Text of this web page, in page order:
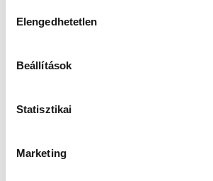
Elengedhetetlen
Beállítások
Statisztikai
Marketing
Mézes Hárskút
22 kép
kultúra